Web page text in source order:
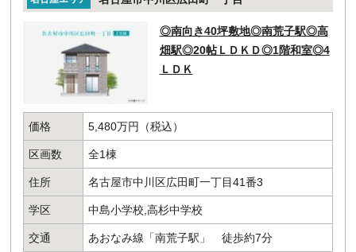
◎南向き40坪敷地◎南荒子駅◎高
畑駅◎20帖ＬＤＫＤ◎1階和室◎4
ＬＤＫ
価格 5,480万円（税込）
区画数 全1棟
住所 名古屋市中川区広田町一丁目41番3
学区 中島小学校,高杉中学校
交通 あおなみ線「南荒子駅」 徒歩約7分